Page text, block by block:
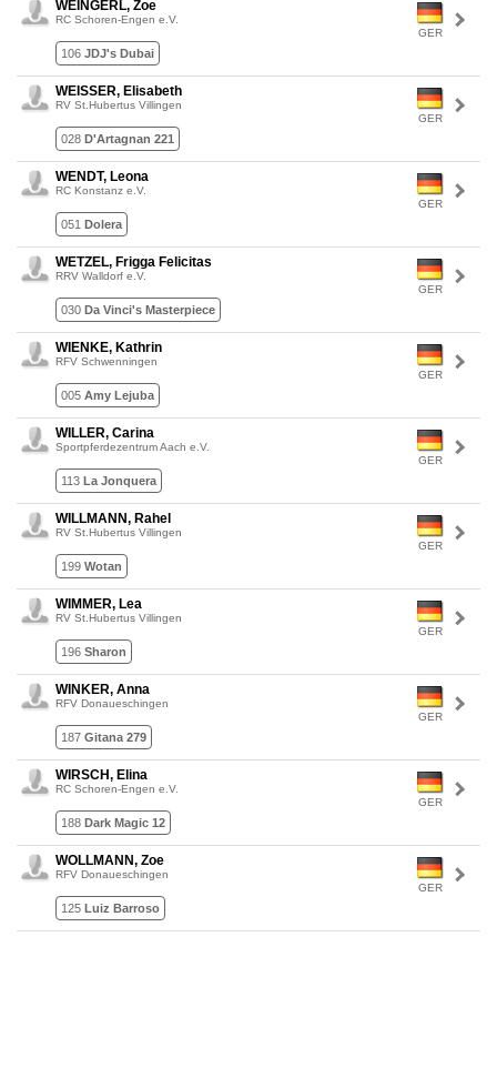
GER
WEINGERL, Zoe
RC Schoren-Engen e.V.
106 JDJ's Dubai
GER
WEISSER, Elisabeth
RV St.Hubertus Villingen
028 D'Artagnan 221
GER
WENDT, Leona
RC Konstanz e.V.
051 Dolera
GER
WETZEL, Frigga Felicitas
RRV Walldorf e.V.
030 Da Vinci's Masterpiece
GER
WIENKE, Kathrin
RFV Schwenningen
005 Amy Lejuba
GER
WILLER, Carina
Sportpferdezentrum Aach e.V.
113 La Jonquera
GER
WILLMANN, Rahel
RV St.Hubertus Villingen
199 Wotan
GER
WIMMER, Lea
RV St.Hubertus Villingen
196 Sharon
GER
WINKER, Anna
RFV Donaueschingen
187 Gitana 279
GER
WIRSCH, Elina
RC Schoren-Engen e.V.
188 Dark Magic 12
GER
WOLLMANN, Zoe
RFV Donaueschingen
125 Luiz Barroso